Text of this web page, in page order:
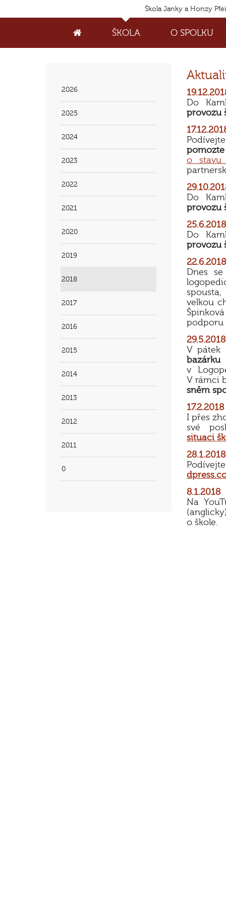
Škola Janky a Honzy
ŠKOLA O SPOLKU
2026
2025
2024
2023
2022
2021
2020
2019
2018
2017
2016
2015
2014
2013
2012
2011
0
Do
provozu
o stavu
Do
provozu
25.6.2018
Do
provozu
22.6.2018
Dnes
velkou
podporu
29.5.2018
V pátek
bazárku
v
V rámci
sněm
17.2.2018
I přes
své
situaci
28.1.2018
8.1.2018
Na
o škole.